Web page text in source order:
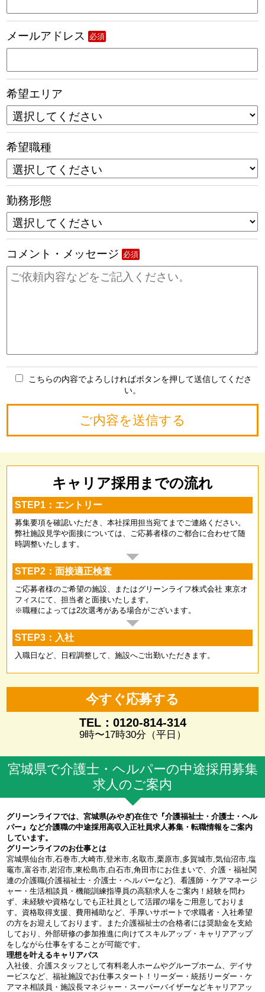
メールアドレス 必須
希望エリア
希望職種
勤務形態
コメント・メッセージ 必須
こちらの内容でよろしければボタンを押して送信してくださ
い。
キャリア採用までの流れ
STEP1：エントリー
募集要項を確認いただき、本社採用担当宛てまでご連絡ください。
弊社施設見学や面接については、ご応募者様のご都合に合わせて随
時調整いたします。
STEP2：面接適正検査
ご応募者様のご希望の施設、またはグリーンライフ株式会社 東京オ
フィスにて、担当者と面接いたします。
※職種によっては2次選考がある場合がございます。
STEP3：入社
入職日など、日程調整して、施設へご出勤いただきます。
今すぐ応募する
TEL：0120-814-314
9時〜17時30分（平日）
宮城県で介護士・ヘルパーの中途採用募集
求人のご案内
グリーンライフでは、宮城県(みやぎ)在住で『介護福祉士・介護士・ヘル
パー』など介護職の中途採用高収入正社員求人募集・転職情報をご案内
しています。
グリーンライフのお仕事とは
宮城県仙台市,石巻市,大崎市,登米市,名取市,栗原市,多賀城市,気仙沼市,塩
竈市,富谷市,岩沼市,東松島市,白石市,角田市にお住まいで、介護・福祉関
連の介護職(介護福祉士・介護士・ヘルパーなど)、看護師・ケアマネージ
ャー・生活相談員・機能訓練指導員の高額求人をご案内！経験を問わ
ず、未経験や資格なしでも正社員として活躍の場をご用意しておりま
す。資格取得支援、費用補助など、手厚いサポートで求職者・入社希望
の方をお迎えしております。また介護福祉士の合格者には奨励金を支給
しており、外部研修の参加推進に向けてスキルアップ・キャリアアップ
をしながら仕事をすることが可能です。
理想を叶えるキャリアパス
入社後、介護スタッフとして有料老人ホームやグループホーム、デイサ
ービスなど、福祉施設でお仕事スタート！リーダー・統括リーダー・ケ
アマネ相談員・施設長マネジャー・スーパーバイザーなどキャリアアッ